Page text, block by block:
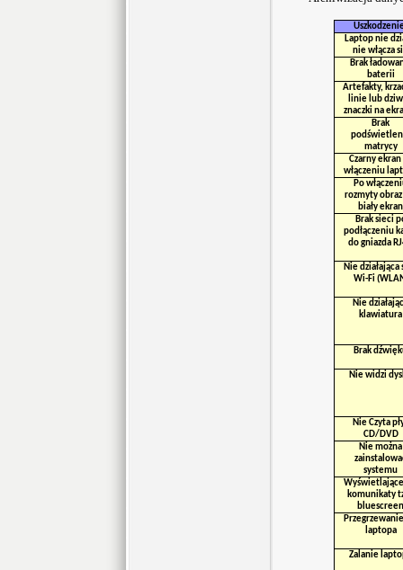
Laptop nie
nie włącza
Brak
baterii
Artefakty,
linie lub
znaczki na
Brak
matrycy
Czarny ekran
włączeniu
Po
rozmyty
biały ekran
Brak sieci
podłączeniu
do gniazda
Nie działająca
Wi-Fi
Nie
klawiatura
Brak
Nie widzi
Nie Czyta
CD/DVD
Nie można
systemu
komunikaty
bluescreen
laptopa
Zalanie